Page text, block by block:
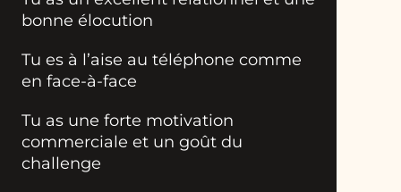
bonne élocution
Tu es à l’aise au téléphone comme
en face-à-face
Tu as une forte motivation
commerciale et un goût du
challenge